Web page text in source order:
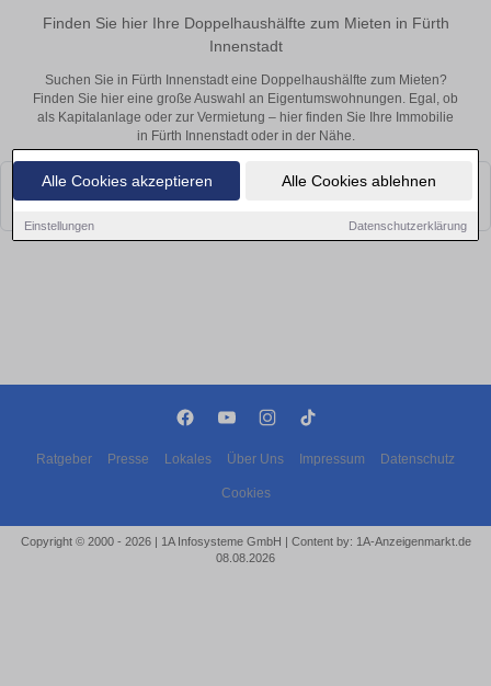
Alle Cookies akzeptieren Alle Cookies ablehnen
Einstellungen Datenschutzerklärung
Finden Sie hier Ihre Doppelhaushälfte zum Mieten in Fürth
Innenstadt
Suchen Sie in Fürth Innenstadt eine Doppelhaushälfte zum Mieten?
Finden Sie hier eine große Auswahl an Eigentumswohnungen. Egal, ob
als Kapitalanlage oder zur Vermietung – hier finden Sie Ihre Immobilie
in Fürth Innenstadt oder in der Nähe.
Leider konnten wir derzeit keine passenden Objekte finden. Schauen Sie
bald wieder vorbei!
Ratgeber Presse Lokales Über Uns Impressum Datenschutz
Cookies
Copyright © 2000 - 2026 | 1A Infosysteme GmbH | Content by: 1A-Anzeigenmarkt.de
08.08.2026